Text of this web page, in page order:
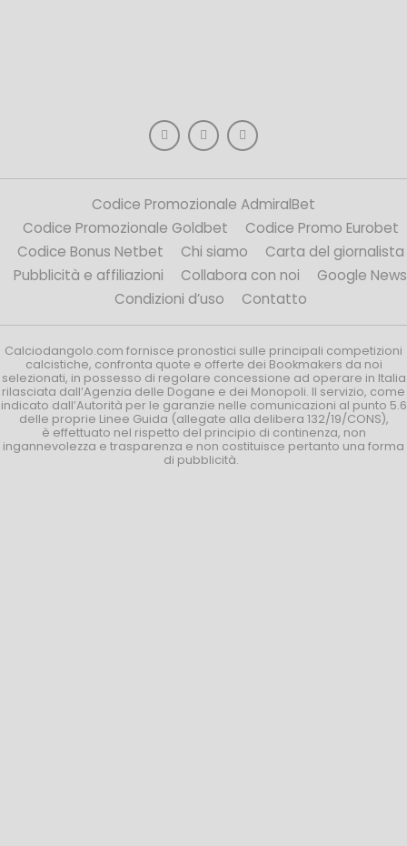
Codice Promozionale AdmiralBet
Codice Promozionale Goldbet
Codice Promo Eurobet
Codice Bonus Netbet
Chi siamo
Carta del giornalista
Pubblicità e affiliazioni
Collabora con noi
Google News
Condizioni d’uso
Contatto
Calciodangolo.com fornisce pronostici sulle principali competizioni
calcistiche, confronta quote e offerte dei Bookmakers da noi
selezionati, in possesso di regolare concessione ad operare in Italia
rilasciata dall’Agenzia delle Dogane e dei Monopoli. Il servizio, come
indicato dall’Autorità per le garanzie nelle comunicazioni al punto 5.6
delle proprie Linee Guida (allegate alla delibera 132/19/CONS),
è effettuato nel rispetto del principio di continenza, non
ingannevolezza e trasparenza e non costituisce pertanto una forma
di pubblicità.